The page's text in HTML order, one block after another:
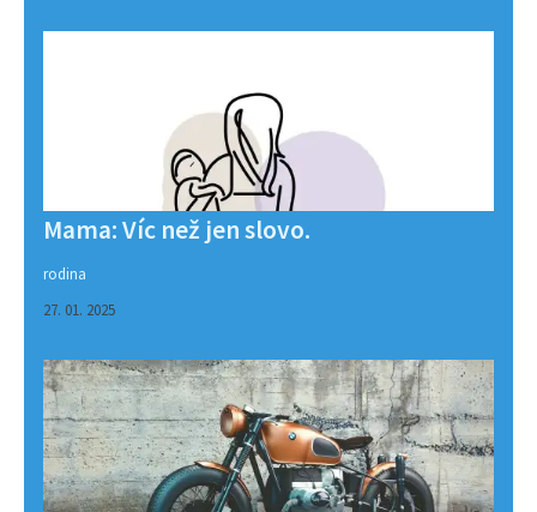
Mama: Víc než jen slovo.
rodina
27. 01. 2025